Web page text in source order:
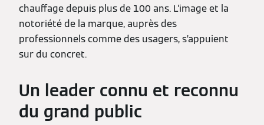
chauffage depuis plus de 100 ans. L’image et la
notoriété de la marque, auprès des
professionnels comme des usagers, s’appuient
sur du concret.
Un leader connu et reconnu
du grand public